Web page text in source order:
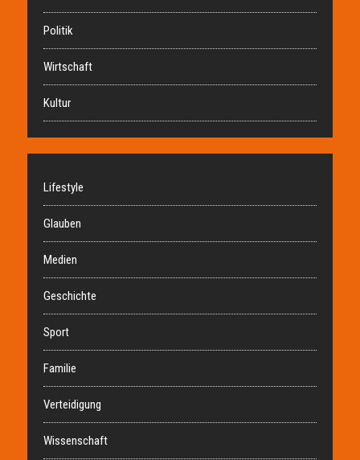
Politik
Wirtschaft
Kultur
Lifestyle
Glauben
Medien
Geschichte
Sport
Familie
Verteidigung
Wissenschaft